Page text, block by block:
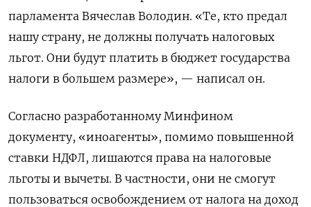
парламента Вячеслав Володин. «Те, кто предал
нашу страну, не должны получать налоговых
льгот. Они будут платить в бюджет государства
налоги в большем размере», — написал он.
Согласно разработанному Минфином
документу, «иноагенты», помимо повышенной
ставки НДФЛ, лишаются права на налоговые
льготы и вычеты. В частности, они не смогут
пользоваться освобождением от налога на доход